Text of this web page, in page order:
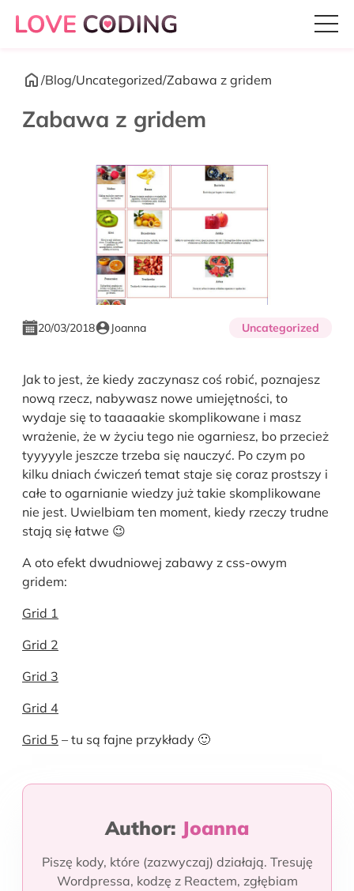
/Blog/Uncategorized/Zabawa z gridem
Zabawa z gridem
20/03/2018 Joanna Uncategorized
Jak to jest, że kiedy zaczynasz coś robić, poznajesz
nową rzecz, nabywasz nowe umiejętności, to
wydaje się to taaaaakie skomplikowane i masz
wrażenie, że w życiu tego nie ogarniesz, bo przecież
tyyyyyle jeszcze trzeba się nauczyć. Po czym po
kilku dniach ćwiczeń temat staje się coraz prostszy i
całe to ogarnianie wiedzy już takie skomplikowane
nie jest. Uwielbiam ten moment, kiedy rzeczy trudne
stają się łatwe 😉
A oto efekt dwudniowej zabawy z css-owym
gridem:
Grid 1
Grid 2
Grid 3
Grid 4
Grid 5 – tu są fajne przykłady 🙂
Author: Joanna
Piszę kody, które (zazwyczaj) działają. Tresuję
Wordpressa, kodzę z Reactem, zgłębiam